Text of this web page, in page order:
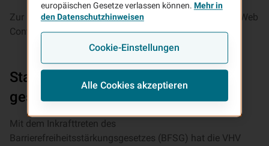
Zur praktischen Umsetzung orientieren wir uns an den Web
Content Accessibility Guidelines (WCAG) 2.1 AA.
Stand der Vereinbarkeit der
gesetzlichen Anforderungen
Mit dem Inkrafttreten des
Barrierefreiheitsstärkungsgesetzes (BFSG) hat die VHV
europäischen Gesetze verlassen können. Mehr in
den Datenschutzhinweisen
Cookie-Einstellungen
Alle Cookies akzeptieren